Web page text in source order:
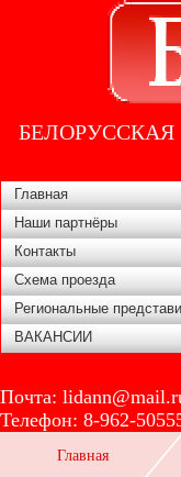
Главная
Наши партнёры
Контакты
Схема проезда
Региональные
ВАКАНСИИ
Почта:
Телефон: 8-962-
Главная